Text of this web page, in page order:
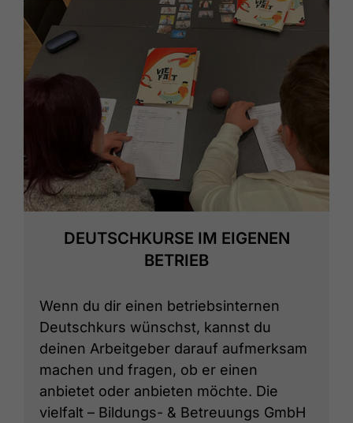
DEUTSCHKURSE IM EIGENEN
BETRIEB
Wenn du dir einen betriebsinternen
Deutschkurs wünschst, kannst du
deinen Arbeitgeber darauf aufmerksam
machen und fragen, ob er einen
anbietet oder anbieten möchte. Die
vielfalt – Bildungs- & Betreuungs GmbH